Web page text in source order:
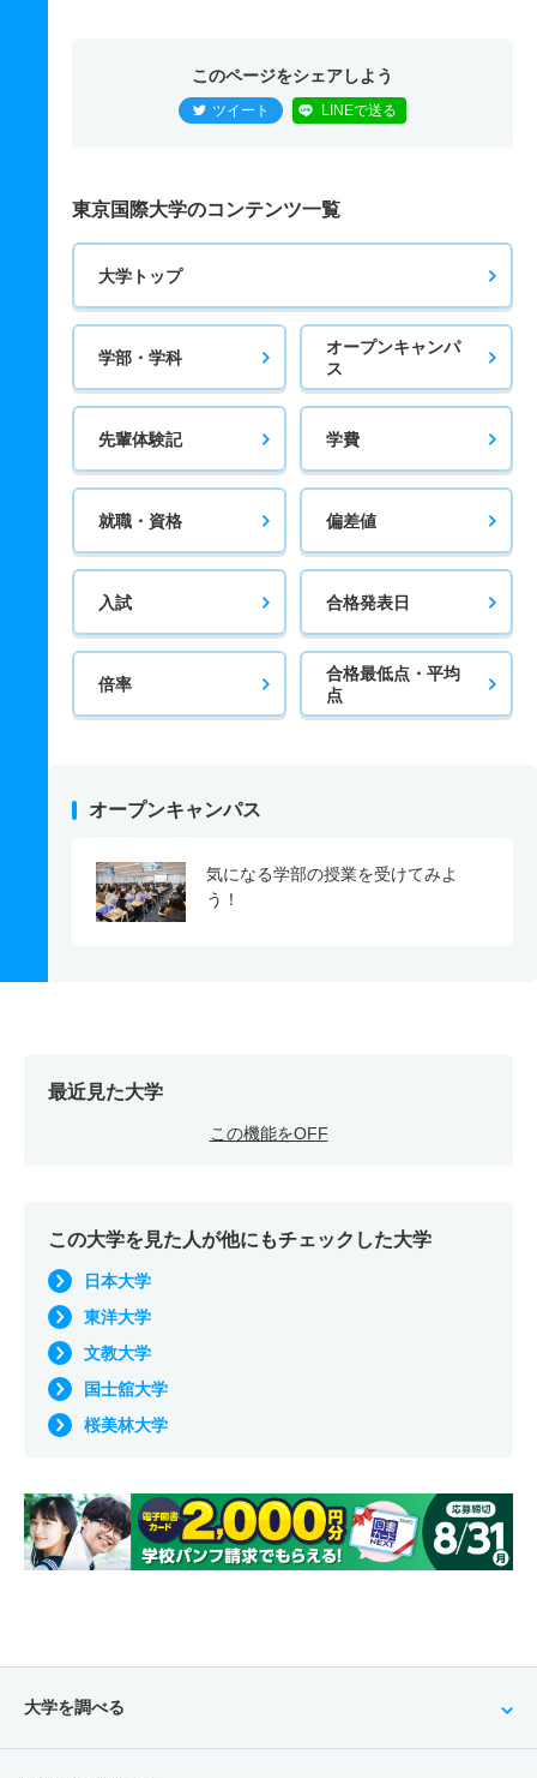
このページをシェアしよう
ツイート LINEで送る
東京国際大学のコンテンツ一覧
大学トップ
学部・学科
オープンキャンパ
ス
先輩体験記 学費
就職・資格 偏差値
入試 合格発表日
倍率
合格最低点・平均
点
オープンキャンパス
気になる学部の授業を受けてみよ
う！
最近見た大学
この機能をOFF
この大学を見た人が他にもチェックした大学
日本大学
東洋大学
文教大学
国士舘大学
桜美林大学
大学を調べる